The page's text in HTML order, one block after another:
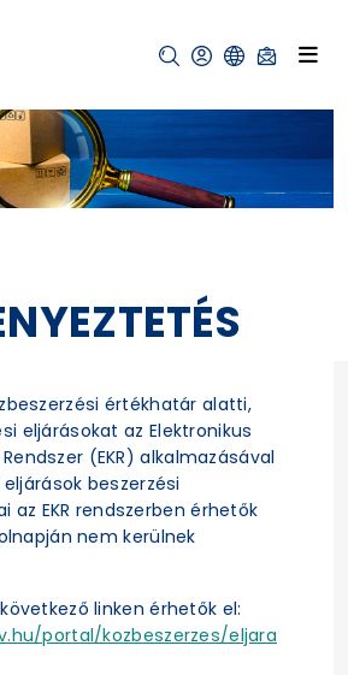
értékhatár alatti,
eljárásokat az Elektronikus
(EKR) alkalmazásával
beszerzési
az EKR rendszerben érhetők
nem kerülnek
linken érhetők el:
portal/kozbeszerzes/eljara